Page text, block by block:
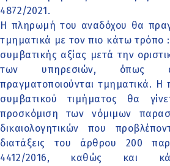
4872/2021.
Η πληρωμή του αναδόχου θα
τμηματικά με τον πιο κάτω τρόπο
συμβατικής αξίας μετά την
των υπηρεσιών, όπως
πραγματοποιούνται τμηματικά.
συμβατικού τιμήματος θα
προσκόμιση των νόμιμων
δικαιολογητικών που
διατάξεις του άρθρου 200
4412/2016, καθώς και